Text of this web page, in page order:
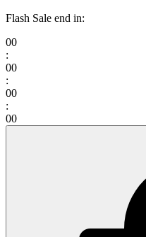
Flash Sale end in:
00
:
00
:
00
:
00
Chân